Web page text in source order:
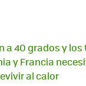
a 40 grados y los
y Francia
al calor